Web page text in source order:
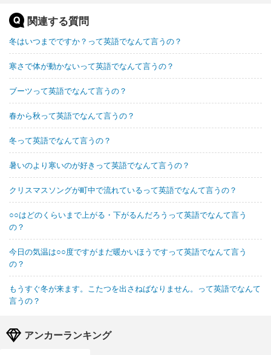
関連する質問
冬はいつまでですか？って英語でなんて言うの？
寒さで体が動かないって英語でなんて言うの？
ブーツって英語でなんて言うの？
春から秋って英語でなんて言うの？
冬って英語でなんて言うの？
暑いのより寒いのが好きって英語でなんて言うの？
クリスマスソングが町中で流れているって英語でなんて言うの？
○○はどのくらいまで上がる・下がるんだろうって英語でなんて言う
の？
今日の気温は○○度ですがまだ暖かいほうですって英語でなんて言う
の？
もうすぐ冬が来ます。こたつを出さねばなりません。って英語でなんて
言うの？
アンカーランキング